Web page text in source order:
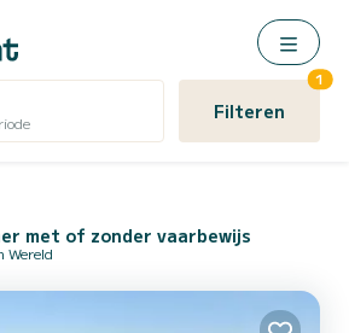
Filteren
1
met of zonder vaarbewijs
Wereld